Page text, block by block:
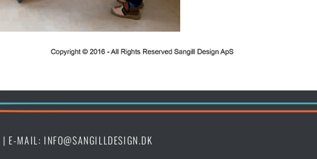
| E-MAIL: INFO@SANGILLDESIGN.DK